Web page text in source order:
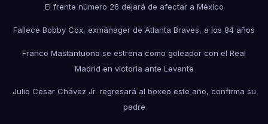
El frente número 26 dejará de afectar a México
Fallece Bobby Cox, exmánager de Atlanta Braves, a los 84 años
Franco Mastantuono se estrena como goleador con el Real
Madrid en victoria ante Levante
Julio César Chávez Jr. regresará al boxeo este año, confirma su
padre